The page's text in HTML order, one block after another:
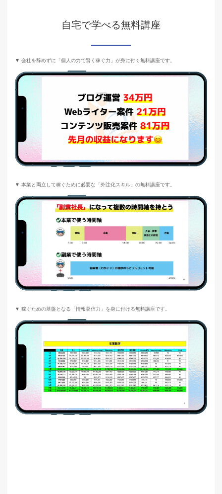
自宅で学べる無料講座
▼ 会社を辞めずに「個人の力で賢く稼ぐ力」が身に付く無料講座です。
▼ 本業と両立して稼ぐために必要な「外注化スキル」の無料講座です。
▼ 稼ぐための基盤となる「情報発信力」を身に付ける無料講座です。